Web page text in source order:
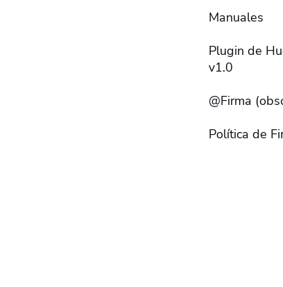
Manuales
Plugin de
v1.0
@Firma
Política de